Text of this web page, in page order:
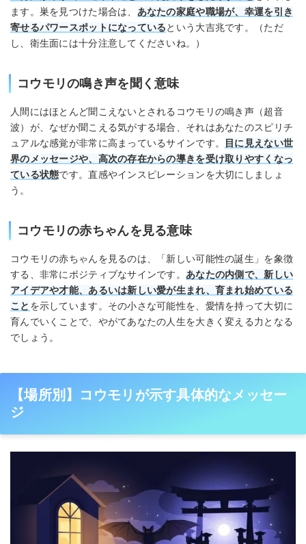
ます。巣を見つけた場合は、 あなたの家庭や職場が、幸運を引き
寄せるパワースポットになっているという大吉兆です。（ただ
し、衛生面には十分注意してくださいね。）
コウモリの鳴き声を聞く意味
人間にはほとんど聞こえないとされるコウモリの鳴き声（超音
波）が、なぜか聞こえる気がする場合、それはあなたのスピリチ
ュアルな感覚が非常に高まっているサインです。
目に見えない世
界のメッセージや、高次の存在からの導きを受け取りやすくなっ
ている状態です。直感やインスピレーションを大切にしましょ
う。
コウモリの赤ちゃんを見る意味
コウモリの赤ちゃんを見るのは、「新しい可能性の誕生」を象徴
する、非常にポジティブなサインです。 あなたの内側で、新しい
アイデアや才能、あるいは新しい愛が生まれ、育まれ始めている
こと を示しています。その小さな可能性を、愛情を持って大切に
育んでいくことで、やがてあなたの人生を大きく変える力となる
でしょう。
【場所別】コウモリが示す具体的なメッセー
ジ